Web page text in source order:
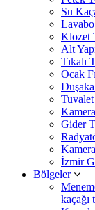
Su
Klozet
Alt
Tıkalı
Ocak
Gider
İzmir
Bölgeler
kaçağı